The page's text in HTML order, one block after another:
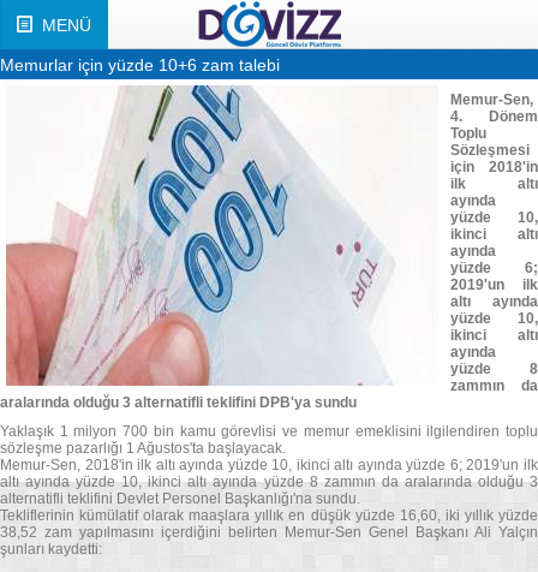
MENÜ
Memurlar için yüzde 10+6 zam talebi
Memur-Sen,
4. Dönem
Toplu
Sözleşmesi
için 2018'in
ilk altı
ayında
yüzde 10,
ikinci altı
ayında
yüzde 6;
2019'un ilk
altı ayında
yüzde 10,
ikinci altı
ayında
yüzde 8
zammın da
aralarında olduğu 3 alternatifli teklifini DPB'ya sundu
Yaklaşık 1 milyon 700 bin kamu görevlisi ve memur emeklisini ilgilendiren toplu
sözleşme pazarlığı 1 Ağustos'ta başlayacak.
Memur-Sen, 2018'in ilk altı ayında yüzde 10, ikinci altı ayında yüzde 6; 2019'un ilk
altı ayında yüzde 10, ikinci altı ayında yüzde 8 zammın da aralarında olduğu 3
alternatifli teklifini Devlet Personel Başkanlığı'na sundu.
Tekliflerinin kümülatif olarak maaşlara yıllık en düşük yüzde 16,60, iki yıllık yüzde
38,52 zam yapılmasını içerdiğini belirten Memur-Sen Genel Başkanı Ali Yalçın
şunları kaydetti: